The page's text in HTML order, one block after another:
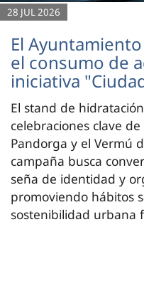
28 JUL 2026
El
el consumo de
iniciativa
El stand de
celebraciones clave
Pandorga y el Vermú
campaña busca
seña de identidad y
promoviendo hábitos
sostenibilidad urbana